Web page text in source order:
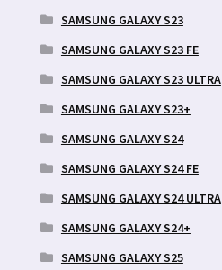
SAMSUNG GALAXY S23
SAMSUNG GALAXY S23 FE
SAMSUNG GALAXY S23 ULTRA
SAMSUNG GALAXY S23+
SAMSUNG GALAXY S24
SAMSUNG GALAXY S24 FE
SAMSUNG GALAXY S24 ULTRA
SAMSUNG GALAXY S24+
SAMSUNG GALAXY S25